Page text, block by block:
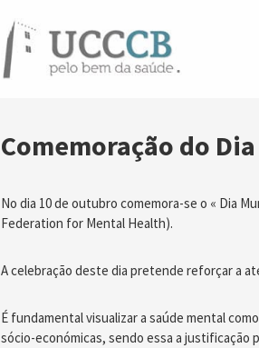
Comemoração do
No dia 10 de outubro comemora-se o « Dia
Federation for Mental Health).
A celebração deste dia pretende reforçar a
É fundamental visualizar a saúde mental
sócio-económicas, sendo essa a justificação